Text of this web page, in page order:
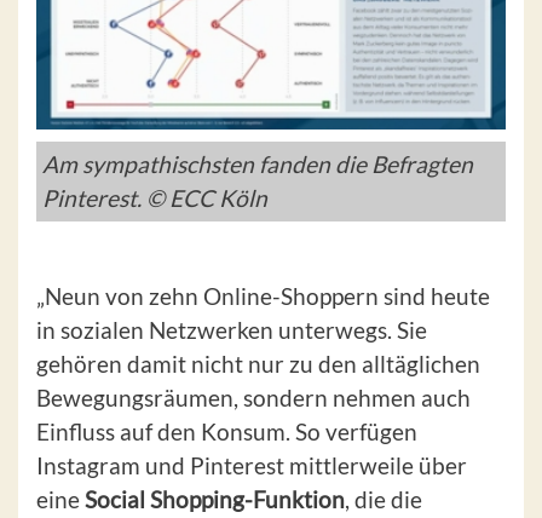
Am sympathischsten fanden die Befragten
Pinterest. © ECC Köln
„Neun von zehn Online-Shoppern sind heute
in sozialen Netzwerken unterwegs. Sie
gehören damit nicht nur zu den alltäglichen
Bewegungsräumen, sondern nehmen auch
Einfluss auf den Konsum. So verfügen
Instagram und Pinterest mittlerweile über
eineSocial Shopping-Funktion, die die